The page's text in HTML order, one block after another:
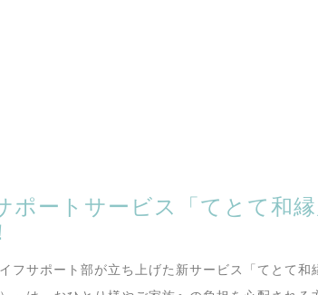
ポートサービス「てとて和
フサポート部が立ち上げた新サービス「てとて和